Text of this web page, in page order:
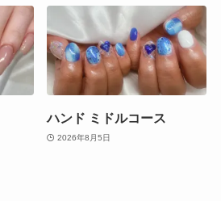
ハンド ミドルコース
2026年8月5日